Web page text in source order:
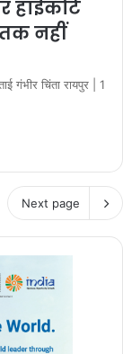
नहीं
गंभीर चिंता रायपुर | 1
Next page